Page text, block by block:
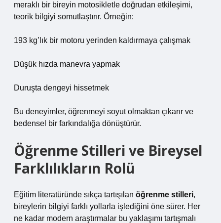
meraklı bir bireyin motosikletle doğrudan etkileşimi,
teorik bilgiyi somutlaştırır. Örneğin:
193 kg’lık bir motoru yerinden kaldırmaya çalışmak
Düşük hızda manevra yapmak
Duruşta dengeyi hissetmek
Bu deneyimler, öğrenmeyi soyut olmaktan çıkarır ve
bedensel bir farkındalığa dönüştürür.
Öğrenme Stilleri ve Bireysel
Farklılıkların Rolü
Eğitim literatüründe sıkça tartışılan öğrenme stilleri,
bireylerin bilgiyi farklı yollarla işlediğini öne sürer. Her
ne kadar modern araştırmalar bu yaklaşımı tartışmalı